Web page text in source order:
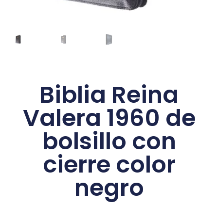
Biblia Reina
Valera 1960 de
bolsillo con
cierre color
negro